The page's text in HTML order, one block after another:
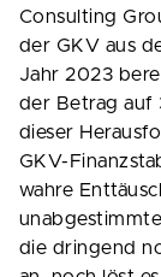
Consulting
der GKV aus
Jahr 2023
der Betrag auf
dieser
GKV-
wahre
die dringend